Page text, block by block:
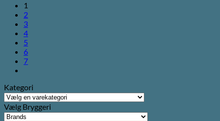
1
2
3
4
5
6
7
Kategori
Vælg Bryggeri